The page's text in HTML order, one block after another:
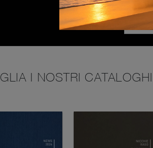
I NOSTRI CATALOGHI